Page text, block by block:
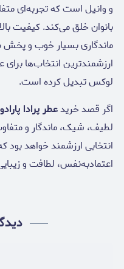
و وانیل است که تجربه‌ای
بانوان خلق می‌کند. کیفیت
ماندگاری بسیار خوب و پخش
ارزشمندترین انتخاب‌ها برای
لوکس تبدیل کرده است.
اگر قصد خریدعطر پرادا
لطیف، شیک، ماندگار و
انتخابی ارزشمند خواهد
اعتمادبه‌نفس، لطافت و